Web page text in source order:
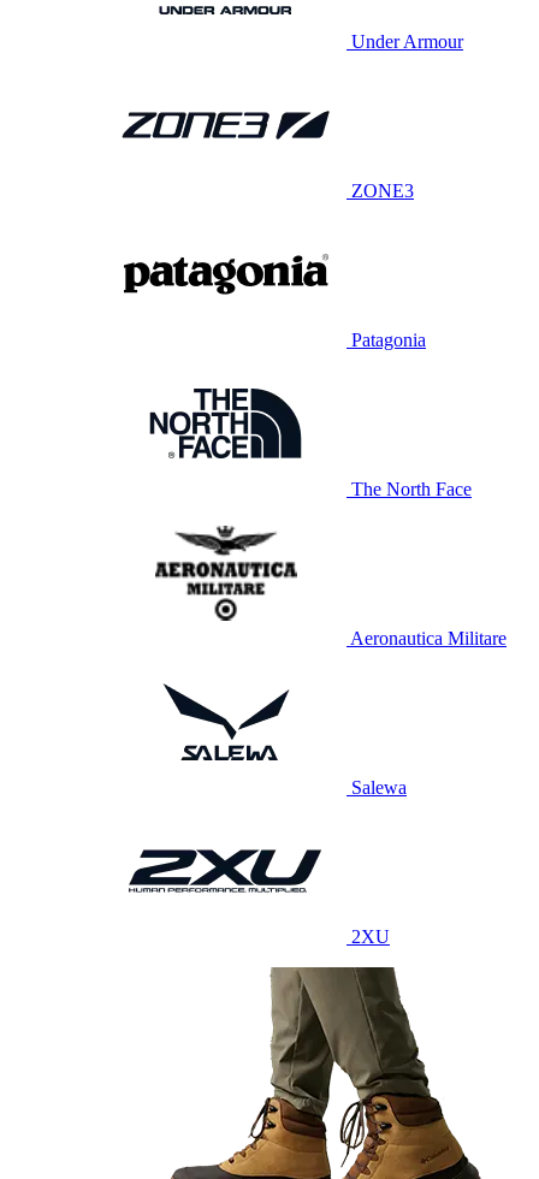
Under Armour
ZONE3
Patagonia
The North Face
Aeronautica Militare
Salewa
2XU